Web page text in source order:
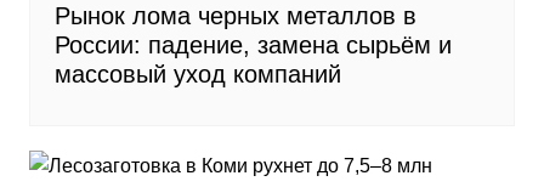
Рынок лома черных металлов в
России: падение, замена сырьём и
массовый уход компаний